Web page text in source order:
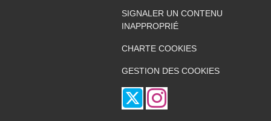
SIGNALER UN CONTENU
INAPPROPRIÉ
CHARTE COOKIES
GESTION DES COOKIES